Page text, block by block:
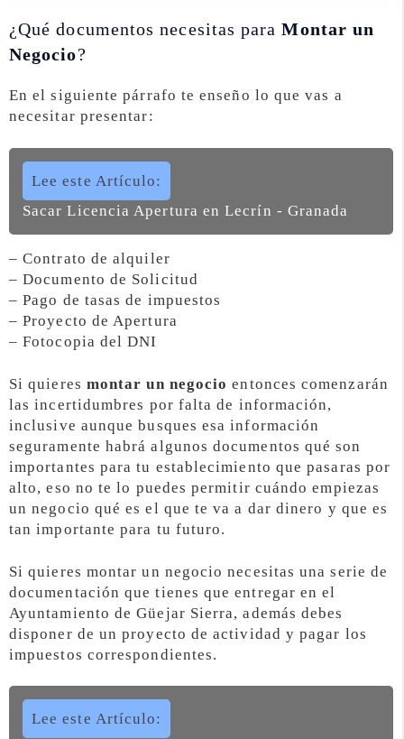
¿Qué documentos necesitas paraMontar un
Negocio?
En el siguiente párrafo te enseño lo que vas a
necesitar presentar:
Lee este Artículo:
Sacar Licencia Apertura en Lecrín - Granada
– Contrato de alquiler
– Documento de Solicitud
– Pago de tasas de impuestos
– Proyecto de Apertura
– Fotocopia del DNI
Si quieres montar un negocio entonces comenzarán
las incertidumbres por falta de información,
inclusive aunque busques esa información
seguramente habrá algunos documentos qué son
importantes para tu establecimiento que pasaras por
alto, eso no te lo puedes permitir cuándo empiezas
un negocio qué es el que te va a dar dinero y que es
tan importante para tu futuro.
Si quieres montar un negocio necesitas una serie de
documentación que tienes que entregar en el
Ayuntamiento de Güejar Sierra, además debes
disponer de un proyecto de actividad y pagar los
impuestos correspondientes.
Lee este Artículo: